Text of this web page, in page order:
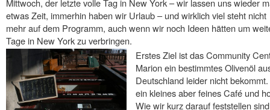
Mittwoch, der letzte volle Tag in New York – wir lassen uns wieder
etwas Zeit, immerhin haben wir Urlaub – und wirklich viel steht nicht
mehr auf dem Programm, auch wenn wir noch Ideen hätten um
Tage in New York zu verbringen.
Erstes Ziel ist das Community
Marion ein bestimmtes Olivenöl
Deutschland leider nicht
ein kleines aber feines Café und
Wie wir kurz darauf feststellen